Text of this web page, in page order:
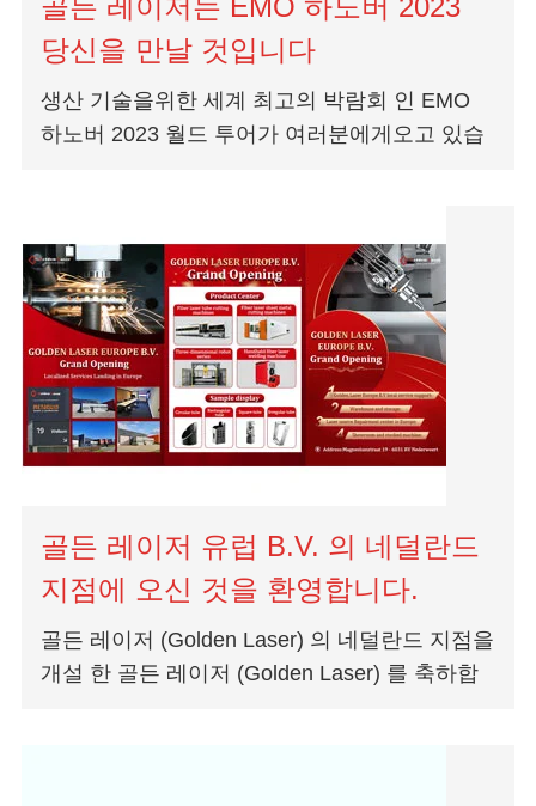
골든 레이저는 EMO 하노버 2023
당신을 만날 것입니다
생산 기술을위한 세계 최고의 박람회 인 EMO
하노버 2023 월드 투어가 여러분에게오고 있습
합니다.
골든 레이저 유럽 B.V. 의 네덜란드
지점에 오신 것을 환영합니다.
골든 레이저 (Golden Laser) 의 네덜란드 지점을
개설 한 골든 레이저 (Golden Laser) 를 축하합